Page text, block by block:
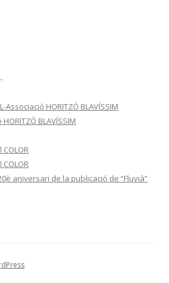
Associació HORITZÓ BLAVÍSSIM
BLAVÍSSIM
COLOR
COLOR
aniversari de la publicació de “Fluvià”